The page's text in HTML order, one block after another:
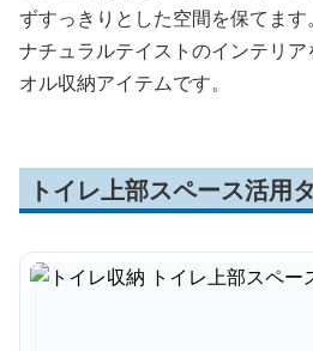
ずすっきりとした空間を保てます。
ナチュラルテイストのインテリ
オル収納アイテムです。
トイレ上部スペース活用